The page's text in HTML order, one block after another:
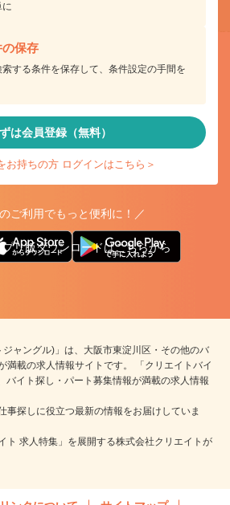
に
保存
する条件を保存して、条件設定の手間を
は会員登録（無料）
お持ちの方 ログインはこちら＞
ご利用でもっと便利に！／
プリ版ダウンロードはこちらから
ジャングル)」は、大阪市東淀川区・その他のバ
満載の求人情報サイトです。 「クリエイトバイ
バイト探し・パート募集情報が満載の求人情報
事探しに役立つ最新の情報をお届けしていま
ト 求人特集」を展開する株式会社クリエイトが